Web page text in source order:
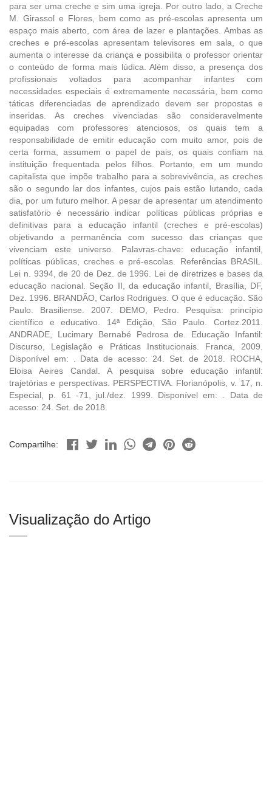
para ser uma creche e sim uma igreja. Por outro lado, a Creche
M. Girassol e Flores, bem como as pré-escolas apresenta um
espaço mais aberto, com área de lazer e plantações. Ambas as
creches e pré-escolas apresentam televisores em sala, o que
aumenta o interesse da criança e possibilita o professor orientar
o conteúdo de forma mais lúdica. Além disso, a presença dos
profissionais voltados para acompanhar infantes com
necessidades especiais é extremamente necessária, bem como
táticas diferenciadas de aprendizado devem ser propostas e
inseridas. As creches vivenciadas são consideravelmente
equipadas com professores atenciosos, os quais tem a
responsabilidade de emitir educação com muito amor, pois de
certa forma, assumem o papel de pais, os quais confiam na
instituição frequentada pelos filhos. Portanto, em um mundo
capitalista que impõe trabalho para a sobrevivência, as creches
são o segundo lar dos infantes, cujos pais estão lutando, cada
dia, por um futuro melhor. A pesar de apresentar um atendimento
satisfatório é necessário indicar políticas públicas próprias e
definitivas para a educação infantil (creches e pré-escolas)
objetivando a permanência com sucesso das crianças que
vivenciam este universo. Palavras-chave: educação infantil,
políticas públicas, creches e pré-escolas. Referências BRASIL.
Lei n. 9394, de 20 de Dez. de 1996. Lei de diretrizes e bases da
educação nacional. Seção II, da educação infantil, Brasília, DF,
Dez. 1996. BRANDÃO, Carlos Rodrigues. O que é educação. São
Paulo. Brasiliense. 2007. DEMO, Pedro. Pesquisa: princípio
científico e educativo. 14ª Edição, São Paulo. Cortez.2011.
ANDRADE, Lucimary Bernabé Pedrosa de. Educação Infantil:
Discurso, Legislação e Práticas Institucionais. Franca, 2009.
Disponível em: . Data de acesso: 24. Set. de 2018. ROCHA,
Eloisa Aeires Candal. A pesquisa sobre educação infantil:
trajetórias e perspectivas. PERSPECTIVA. Florianópolis, v. 17, n.
Especial, p. 61 -71, jul./dez. 1999. Disponível em: . Data de
acesso: 24. Set. de 2018.
Compartilhe:
Visualização do Artigo